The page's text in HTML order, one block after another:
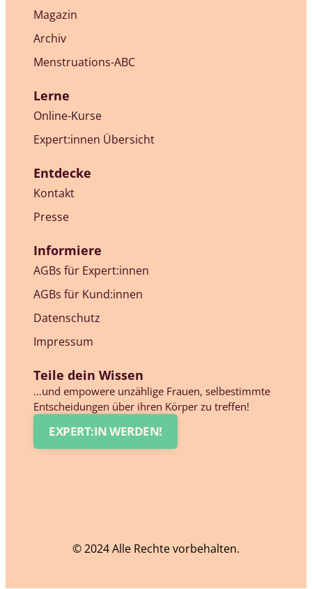
Magazin
Archiv
Menstruations-ABC
Lerne
Online-Kurse
Expert:innen Übersicht
Entdecke
Kontakt
Presse
Informiere
AGBs für Expert:innen
AGBs für Kund:innen
Datenschutz
Impressum
Teile dein Wissen
…und empowere unzählige Frauen, selbestimmte
Entscheidungen über ihren Körper zu treffen!
EXPERT:IN WERDEN!
© 2024 Alle Rechte vorbehalten.